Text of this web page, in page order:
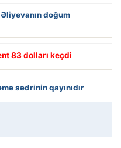
doğum
83 dolları keçdi
sədrinin qayınıdır